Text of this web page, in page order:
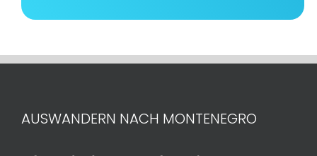
AUSWANDERN NACH MONTENEGRO